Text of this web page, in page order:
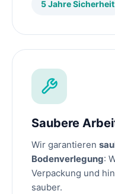
5 Jahre Sicherheit
Saubere
Wir garantieren
Bodenverlegung:
Verpackung und
sauber.